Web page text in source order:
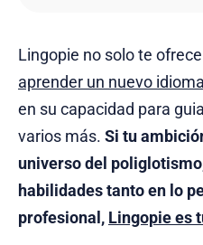
Lingopie no solo te ofrece
aprender un nuevo idioma
en su capacidad para
varios más. Si tu
universo del
habilidades tanto en lo
profesional, Lingopie es